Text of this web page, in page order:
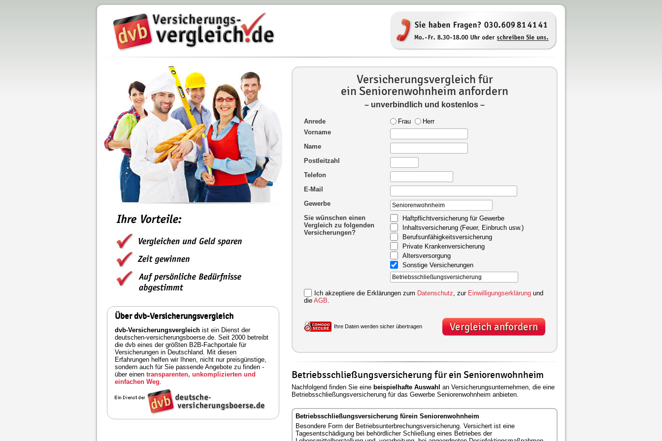
Über dvb-Versicherungsvergleich
dvb-Versicherungsvergleich ist ein Dienst der
deutschen-versicherungsboerse.de. Seit 2000 betreibt
die dvb eines der größten B2B-Fachportale für
Versicherungen in Deutschland. Mit diesen
Erfahrungen helfen wir Ihnen, nicht nur preisgünstige,
sondern auch für Sie passende Angebote zu finden -
über einen transparenten, unkomplizierten und
einfachen Weg.
Versicherungsvergleich für
ein Seniorenwohnheim anfordern
– unverbindlich und kostenlos –
Anrede Frau
Herr
Vorname
Name
Postleitzahl
Telefon
E-Mail
Gewerbe
Sie wünschen einen
Vergleich zu folgenden
Versicherungen?
Haftpflichtversicherung für Gewerbe
Inhaltsversicherung (Feuer, Einbruch usw.)
Berufsunfähigkeitsversicherung
Private Krankenversicherung
Altersversorgung
Sonstige Versicherungen
Ich akzeptiere die Erklärungen zum Datenschutz , zur Einwilligungserklärung und
die AGB.
Ihre Daten werden sicher übertragen Vergleich anfordern
Betriebsschließungsversicherung für ein Seniorenwohnheim
Nachfolgend finden Sie eine beispielhafte Auswahl an Versicherungsunternehmen, die eine
Betriebsschließungsversicherung für das Gewerbe Seniorenwohnheim anbieten.
Betriebsschließungsversicherung fürein Seniorenwohnheim
Besondere Form der Betriebsunterbrechungsversicherung. Versichert ist eine
Tagesentschädigung bei behördlicher Schließung eines Betriebes der